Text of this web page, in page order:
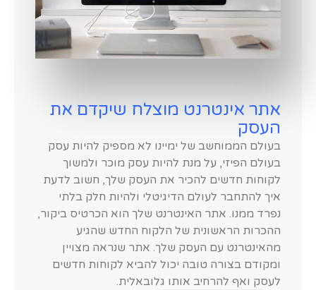
אתר אינטרנט מוצלח שיקדם את
העסק
בעולם הממוחשב של ימיינו לא מספיק להיות עסק
בעולם הפיזי, על מנת להיות עסק מוכר ולמשוך
לקוחות חדשים להכיר את העסק שלך, חשוב לדעת
איך להתחבר לעולם הדיגיטלי ולהיות חלק בלתי
נפרד ממנו. אתר האינטרנט שלך הוא הכרטיס ביקור,
ההכרות הראשונית של הלקוח החדש שהגיע
מהאינטרנט עם העסק שלך. אתר שנראה מצויין
ומקודם בצורה טובה יכול להביא לקוחות חדשים
לעסק ואף להרחיב אותו גלובאלית.